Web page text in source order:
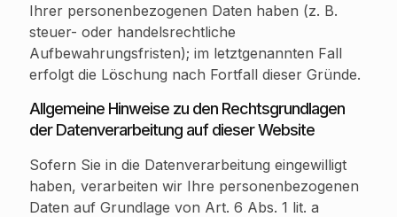
Ihrer personenbezogenen Daten haben (z. B.
steuer- oder handelsrechtliche
Aufbewahrungsfristen); im letztgenannten Fall
erfolgt die Löschung nach Fortfall dieser Gründe.
Allgemeine Hinweise zu den Rechtsgrundlagen
der Datenverarbeitung auf dieser Website
Sofern Sie in die Datenverarbeitung eingewilligt
haben, verarbeiten wir Ihre personenbezogenen
Daten auf Grundlage von Art. 6 Abs. 1 lit. a